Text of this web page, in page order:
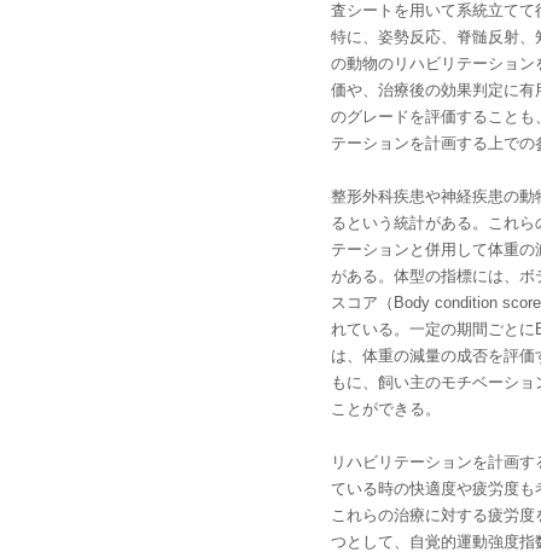
査シートを用いて系統立て
特に、姿勢反応、脊髄反射
の動物のリハビリテーショ
価や、治療後の効果判定に
のグレードを評価すること
テーションを計画する上での
整形外科疾患や神経疾患の
るという統計がある。これ
テーションと併用して体重
がある。体型の指標には、
スコア（Body condition
れている。一定の期間ごと
は、体重の減量の成否を評
もに、飼い主のモチベーシ
ことができる。
リハビリテーションを計画
ている時の快適度や疲労度
これらの治療に対する疲労
つとして、自覚的運動強度